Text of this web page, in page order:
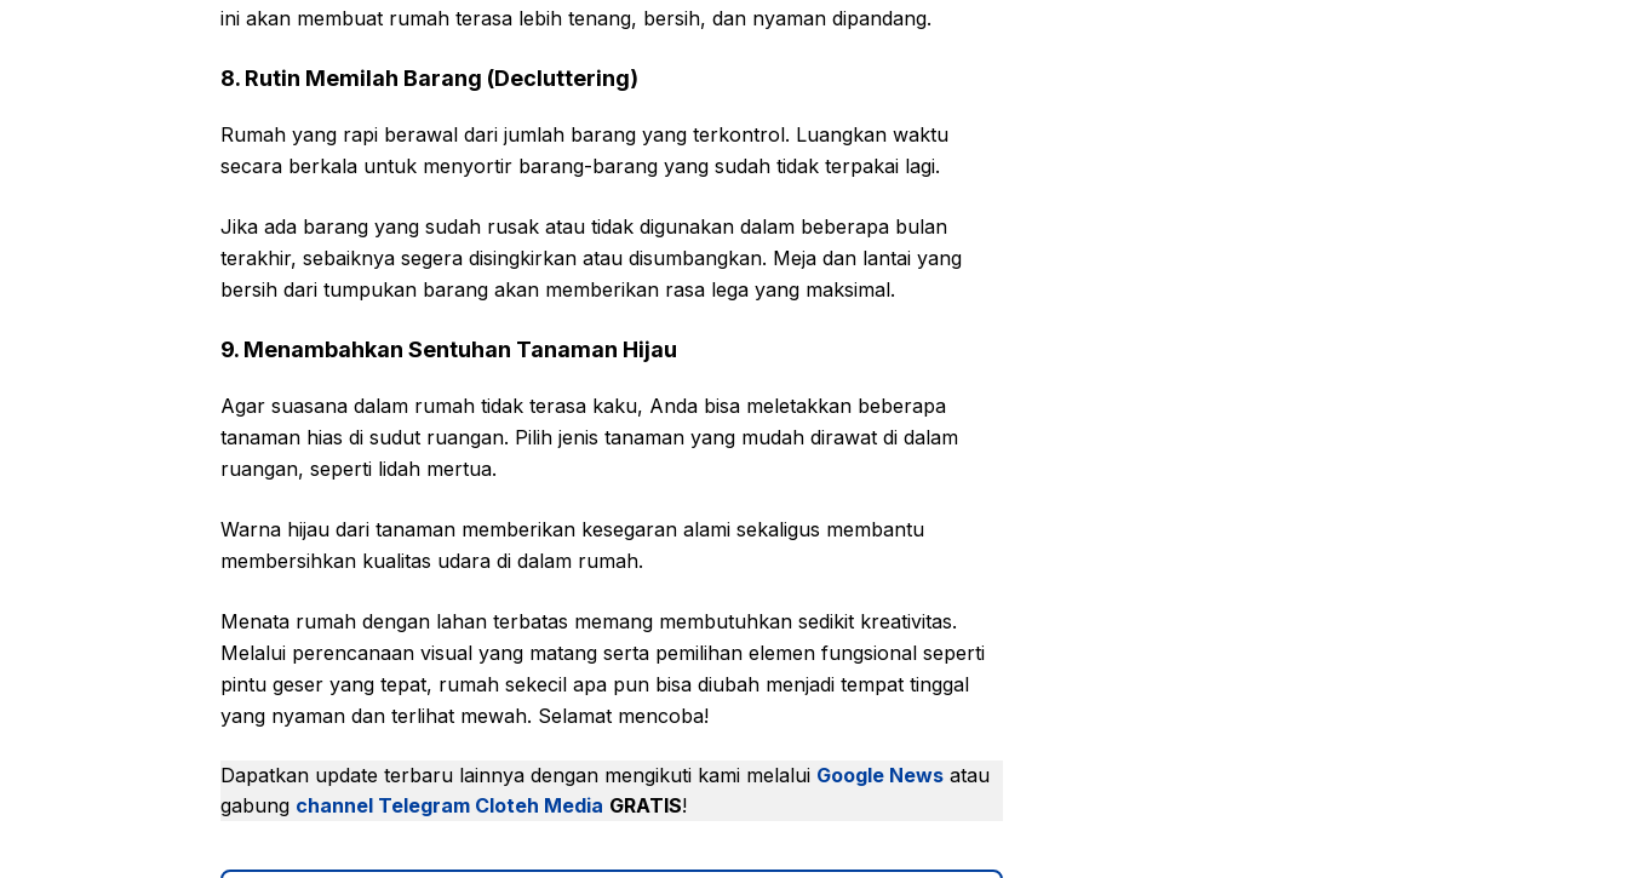
ini akan membuat rumah terasa lebih tenang, bersih, dan nyaman dipandang.
8. Rutin Memilah Barang (Decluttering)
Rumah yang rapi berawal dari jumlah barang yang terkontrol. Luangkan waktu
secara berkala untuk menyortir barang-barang yang sudah tidak terpakai lagi.
Jika ada barang yang sudah rusak atau tidak digunakan dalam beberapa bulan
terakhir, sebaiknya segera disingkirkan atau disumbangkan. Meja dan lantai yang
bersih dari tumpukan barang akan memberikan rasa lega yang maksimal.
9. Menambahkan Sentuhan Tanaman Hijau
Agar suasana dalam rumah tidak terasa kaku, Anda bisa meletakkan beberapa
tanaman hias di sudut ruangan. Pilih jenis tanaman yang mudah dirawat di dalam
ruangan, seperti lidah mertua.
Warna hijau dari tanaman memberikan kesegaran alami sekaligus membantu
membersihkan kualitas udara di dalam rumah.
Menata rumah dengan lahan terbatas memang membutuhkan sedikit kreativitas.
Melalui perencanaan visual yang matang serta pemilihan elemen fungsional seperti
pintu geser yang tepat, rumah sekecil apa pun bisa diubah menjadi tempat tinggal
yang nyaman dan terlihat mewah. Selamat mencoba!
Dapatkan update terbaru lainnya dengan mengikuti kami melalui Google News atau
gabung channel Telegram Cloteh Media GRATIS!